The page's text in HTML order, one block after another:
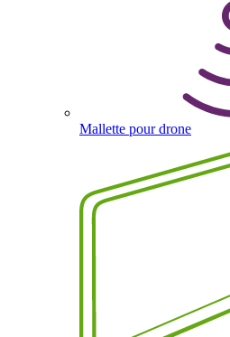
Mallette pour drone